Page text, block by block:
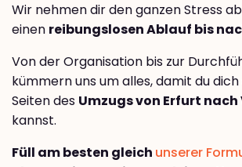
Wir nehmen dir den ganzen Stress
einen reibungslosen Ablauf bis
Von der Organisation bis zur
kümmern uns um alles, damit du
Seiten des Umzugs von Erfurt nach
kannst.
Füll am besten gleich unserer